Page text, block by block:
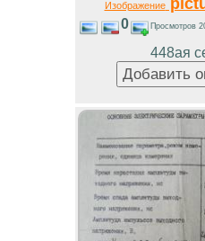
Изображение
0 Просмотров
448ая